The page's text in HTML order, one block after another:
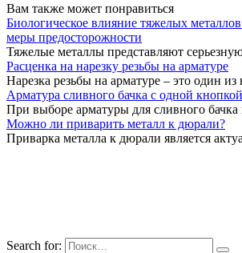
Вам также может понравиться
Биологическое влияние тяжелых
меры предосторожности
Тяжелые металлы представляют
Расценка на нарезку резьбы на арматуре
Нарезка резьбы на арматуре – это один
Арматура сливного бачка с одной
При выборе арматуры для сливного бачка
Можно ли приварить металл к дюрали?
Приварка металла к дюрали является
Search for: